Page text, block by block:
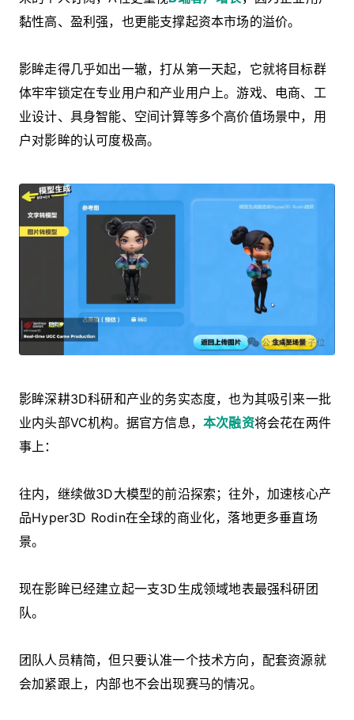
黏性高、盈利强，也更能支撑起资本市场的溢价。
影眸走得几乎如出一辙，打从第一天起，它就将目标群
体牢牢锁定在专业用户和产业用户上。游戏、电商、工
业设计、具身智能、空间计算等多个高价值场景中，用
户对影眸的认可度极高。
影眸深耕3D科研和产业的务实态度，也为其吸引来一批
业内头部VC机构。据官方信息， 本次融资将会花在两件
事上：
往内，继续做3D大模型的前沿探索；往外，加速核心产
品Hyper3D Rodin在全球的商业化，落地更多垂直场
景。
现在影眸已经建立起一支3D生成领域地表最强科研团
队。
团队人员精简，但只要认准一个技术方向，配套资源就
会加紧跟上，内部也不会出现赛马的情况。